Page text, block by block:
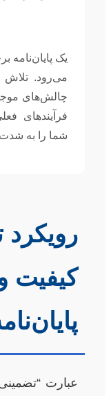
یک پایان‌نامه
می‌رود. تلاش
چالش‌های
فرآیندهای
شما را به
رویکرد
کیفیت
عبارت